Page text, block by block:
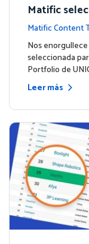
Matific
Unicorn de
apa
Matific Content
ntos
Nos
seleccionada
Portfolio de
Leer más